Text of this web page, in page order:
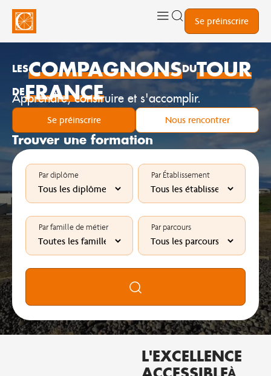
Se préinscrire
LESCOMPAGNONSDUTOUR
DEFRANCE
Apprendre, construire et s'accomplir.
Se préinscrire Nous rencontrer
Trouver une formation
Par diplôme Par Établissement
Par famille de métier Par parcours
Rechercher
L'EXCELLENCE
À